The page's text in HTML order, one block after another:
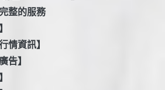
整的服務
情資訊】
告】